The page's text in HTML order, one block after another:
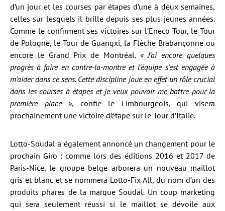
d’un jour et les courses par étapes d’une à deux semaines,
celles sur lesquels il brille depuis ses plus jeunes années.
Comme le confirment ses victoires sur l’Eneco Tour, le Tour
de Pologne, le Tour de Guangxi, la Flèche Brabançonne ou
encore le Grand Prix de Montréal. « J’ai encore quelques
progrès à faire en contre-la-montre et l’équipe s’est engagée à
m’aider dans ce sens. Cette discipline joue en effet un rôle crucial
dans les courses à étapes et je veux pouvoir me battre pour la
première place », confie le Limbourgeois, qui visera
prochainement une victoire d’étape sur le Tour d’Italie.
Lotto-Soudal a également annoncé un changement pour le
prochain Giro : comme lors des éditions 2016 et 2017 de
Paris-Nice, le groupe belge arborera un nouveau maillot
gris et blanc et se nommera Lotto-Fix All, du nom d’un des
produits phares de la marque Soudal. Un coup marketing
qui sera seulement réussi si le maillot se dévoile aux